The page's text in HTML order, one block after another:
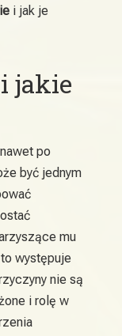
i jak je
jakie
po
być jednym
mu
występuje
nie są
i rolę w